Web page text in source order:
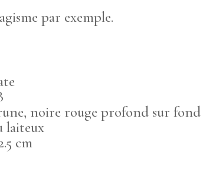
par exemple.
noire rouge profond sur fond
laiteux
cm